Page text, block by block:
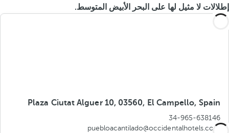
إطلالات لا مثيل لها على البحر الأبيض المتوسط.
Plaza Ciutat Alguer 10, 03560, El Campello, Spain
34-965-638146
puebloacantilado@occidentalhotels.com